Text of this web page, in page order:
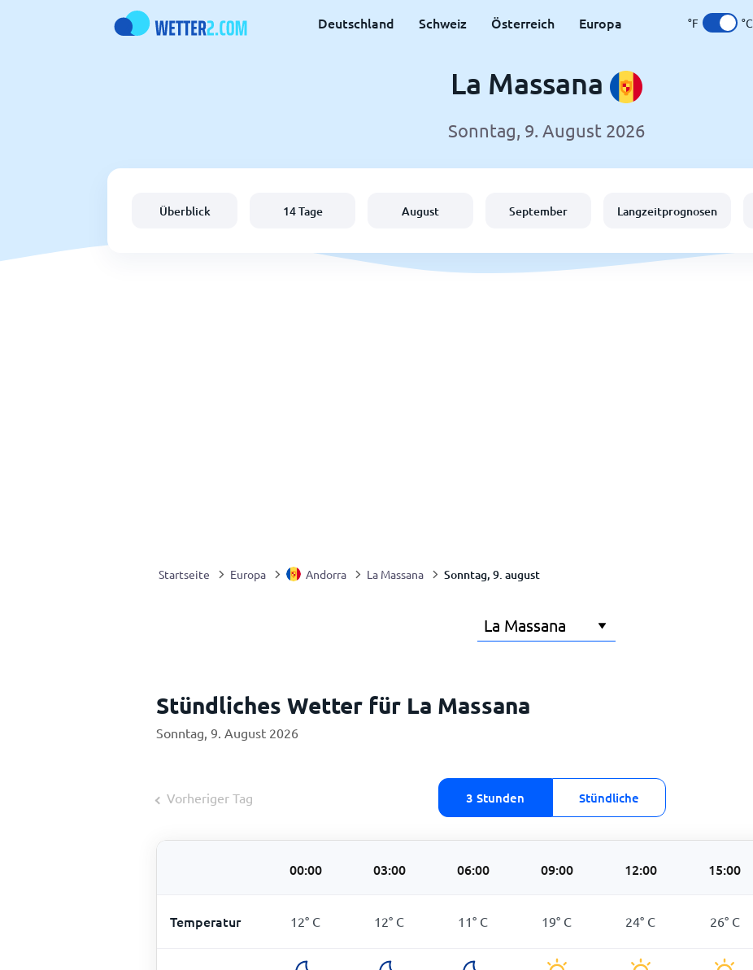
Deutschland Schweiz Österreich Europa °F °C
La Massana
Sonntag, 9. August 2026
Überblick 14 Tage August September Langzeitprognosen
Startseite Europa Andorra La Massana Sonntag, 9. august
Stündliches Wetter für La Massana
Sonntag, 9. August 2026
Vorheriger Tag 3 Stunden Stündliche
00:00 03:00 06:00 09:00 12:00 15:00
Temperatur 12° C 12° C 11° C 19° C 24° C 26° C